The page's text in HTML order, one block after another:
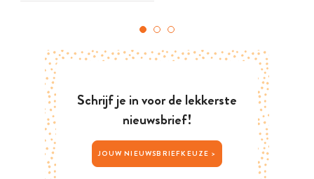
Schrijf je in voor de lekkerste
nieuwsbrief!
JOUW NIEUWSBRIEFKEUZE >